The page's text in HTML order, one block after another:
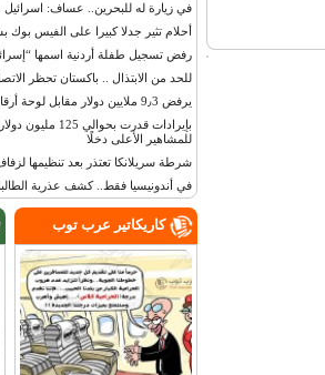
في زيارة له للبحرين.. عساف: اسرائيل
أحلام تثير جدلا كبيرا على الفيس بوك
رفض تسجيل طفلة أردنية اسمها
للحد من الابتذال .. باكستان تحظر
يرفض 9٫3 ملايين دولار مقابل لوحة أرقام سيارته
بإيرادات قدرت
للمشاهير الأعلى دخلًا
شرطة سريلانكا تعتذر بعد تنظيمها
في أندونيسيا فقط.. كشف عذرية الطالبات
كاريكاتير عرب توب